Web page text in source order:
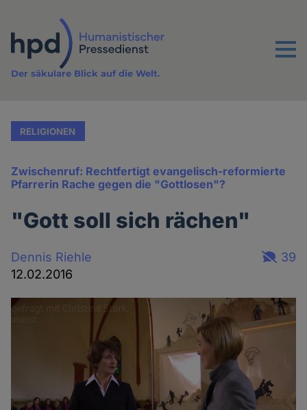
Inhalt
Menu
Der säkulare Blick auf die Welt.
RELIGIONEN
Zwischenruf: Rechtfertigt evangelisch-reformierte
Pfarrerin Rache gegen die "Gottlosen"?
"Gott soll sich rächen"
Dennis Riehle
12.02.2016
39